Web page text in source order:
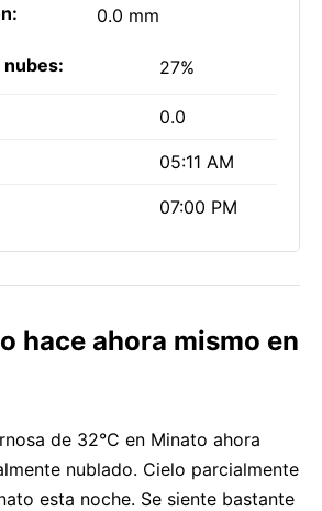
0.0 mm
27%
0.0
05:11 AM
07:00 PM
hace ahora mismo en
de 32°C en Minato ahora
nublado. Cielo parcialmente
esta noche. Se siente bastante